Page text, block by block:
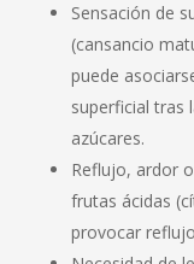
Sensación de
(cansancio
puede
superficial tras
azúcares.
Reflujo, ardor
frutas ácidas
provocar